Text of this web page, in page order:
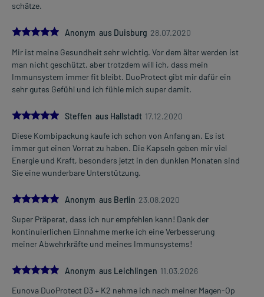
schätze.
5.0Anonym aus Duisburg 28.07.2020
Mir ist meine Gesundheit sehr wichtig. Vor dem älter werden ist
man nicht geschützt, aber trotzdem will ich, dass mein
Immunsystem immer fit bleibt. DuoProtect gibt mir dafür ein
sehr gutes Gefühl und ich fühle mich super damit.
5.0
Steffen aus Hallstadt 17.12.2020
Diese Kombipackung kaufe ich schon von Anfang an. Es ist
immer gut einen Vorrat zu haben. Die Kapseln geben mir viel
Energie und Kraft, besonders jetzt in den dunklen Monaten sind
Sie eine wunderbare Unterstützung.
5.0Anonym aus Berlin 23.08.2020
Super Präperat, dass ich nur empfehlen kann! Dank der
kontinuierlichen Einnahme merke ich eine Verbesserung
meiner Abwehrkräfte und meines Immunsystems!
5.0Anonym aus Leichlingen 11.03.2026
Eunova DuoProtect D3 + K2 nehme ich nach meiner Magen-Op